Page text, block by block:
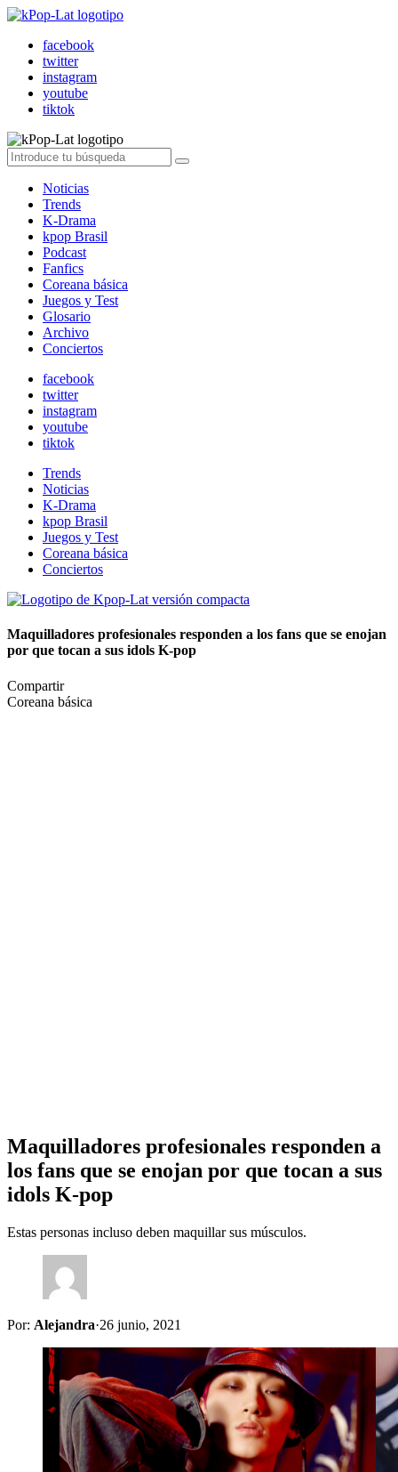
facebook
twitter
instagram
youtube
tiktok
Noticias
Trends
K-Drama
kpop Brasil
Podcast
Fanfics
Coreana básica
Juegos y Test
Glosario
Archivo
Conciertos
facebook
twitter
instagram
youtube
tiktok
Trends
Noticias
K-Drama
kpop Brasil
Juegos y Test
Coreana básica
Conciertos
Maquilladores profesionales responden a los fans que se enojan
por que tocan a sus idols K-pop
Compartir
Coreana básica
Maquilladores profesionales responden a
los fans que se enojan por que tocan a sus
idols K-pop
Estas personas incluso deben maquillar sus músculos.
Por: Alejandra·26 junio, 2021